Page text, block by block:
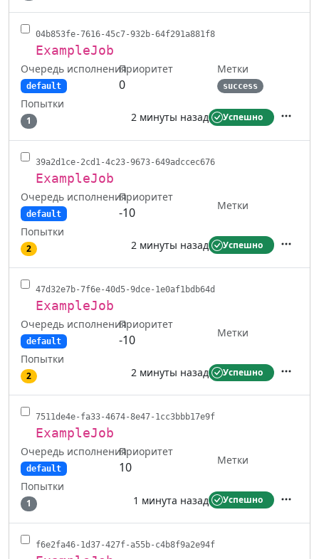
04b853fe-7616-45c7-932b-64f291a881f8
ExampleJob
Очередь исполнения
default
Приоритет
0
Метки
success
Попытки
1 2 минуты назад Успешно
39a2d1ce-2cd1-4c23-9673-649adccec676
ExampleJob
Очередь исполнения
default
Приоритет
-10
Метки
Попытки
2 2 минуты назад Успешно
47d32e7b-7f6e-40d5-9dce-1e0af1bdb64d
ExampleJob
Очередь исполнения
default
Приоритет
-10
Метки
Попытки
2 2 минуты назад Успешно
7511de4e-fa33-4674-8e47-1cc3bbb17e9f
ExampleJob
Очередь исполнения
default
Приоритет
10
Метки
Попытки
1 1 минута назад Успешно
f6e2fa46-1d37-427f-a55b-c4b8f9a2e94f